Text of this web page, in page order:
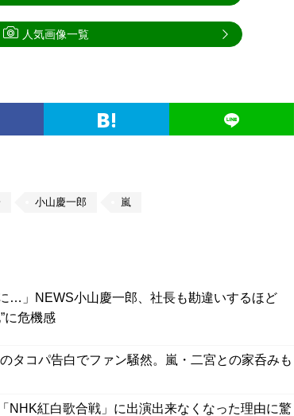
小山慶一郎 嵐
…」NEWS小山慶一郎、社長も勘違いするほど
に危機感
タコパ告白でファン騒然。嵐・二宮との家呑みも
NHK紅白歌合戦」に出演出来なくなった理由に驚
人気画像一覧